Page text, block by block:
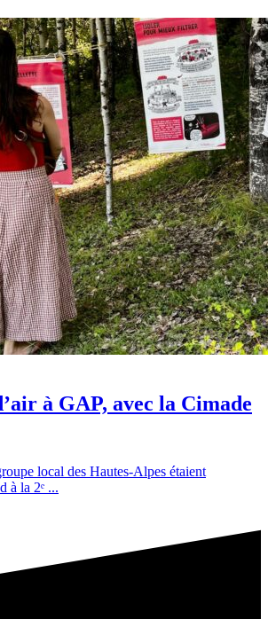
à GAP, avec la Cimade
local des Hautes-Alpes étaient
à la 2ᵉ ...